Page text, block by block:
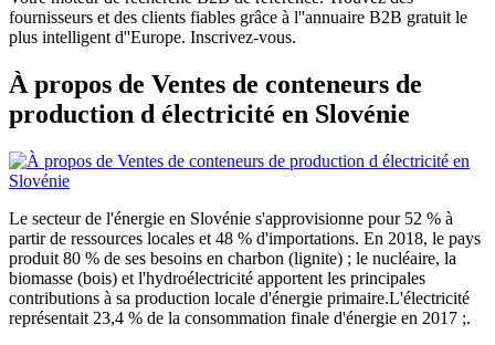
fournisseurs et des clients fiables grâce à l''annuaire B2B gratuit le
plus intelligent d''Europe. Inscrivez-vous.
À propos de Ventes de conteneurs de
production d électricité en Slovénie
Le secteur de l'énergie en Slovénie s'approvisionne pour 52 % à
partir de ressources locales et 48 % d'importations. En 2018, le pays
produit 80 % de ses besoins en charbon (lignite) ; le nucléaire, la
biomasse (bois) et l'hydroélectricité apportent les principales
contributions à sa production locale d'énergie primaire.L'électricité
représentait 23,4 % de la consommation finale d'énergie en 2017 ;.